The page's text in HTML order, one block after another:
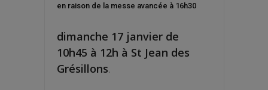
en raison de la messe avancée à 16h30
dimanche 17 janvier de
10h45 à 12h à St Jean des
Grésillons.